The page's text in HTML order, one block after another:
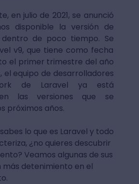
en julio de 2021, se anunció
disponible la versión de
dentro de poco tiempo. Se
v9, que tiene como fecha
el primer trimestre del año
el equipo de desarrolladores
de Laravel ya está
las versiones que se
próximos años.
lo que es Laravel y todo
¿no quieres descubrir
Veamos algunas de sus
más detenimiento en el